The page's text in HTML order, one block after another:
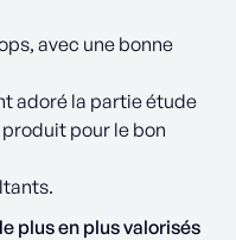
avec une bonne
adoré la partie étude
pour le bon
plus en plus valorisés